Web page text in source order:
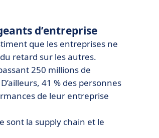
d’entreprise
que les entreprises ne
retard sur les autres.
250 millions de
41 % des personnes
de leur entreprise
sont la supply chain et le